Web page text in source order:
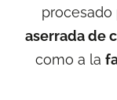
procesado
aserrada de
como a la